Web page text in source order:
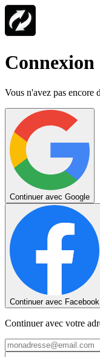
Connexion
Vous n'avez pas encore
Continuer avec Google
Continuer avec Facebook
Continuer avec votre